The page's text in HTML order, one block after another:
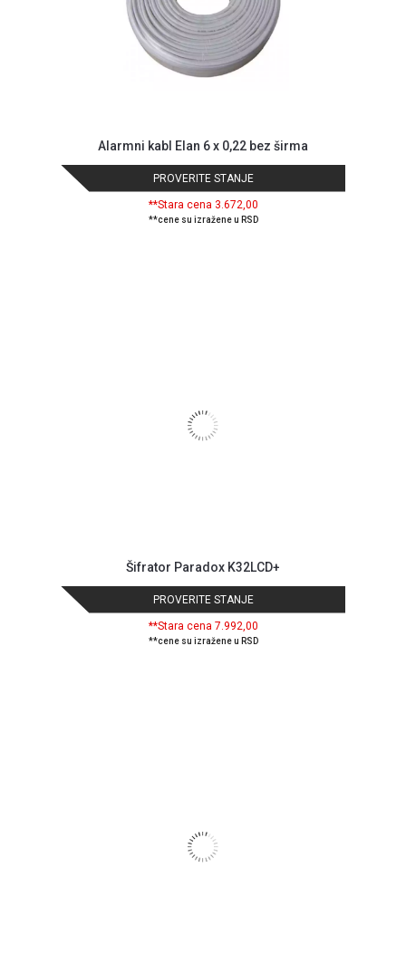
Alarmni kabl Elan 6 x 0,22 bez širma
PROVERITE STANJE
**Stara cena 3.672,00
**cene su izražene u RSD
Šifrator Paradox K32LCD+
PROVERITE STANJE
**Stara cena 7.992,00
**cene su izražene u RSD